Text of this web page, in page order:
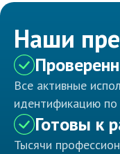
Наши
Все активные
идентификацию по
Готовы к
Тысячи